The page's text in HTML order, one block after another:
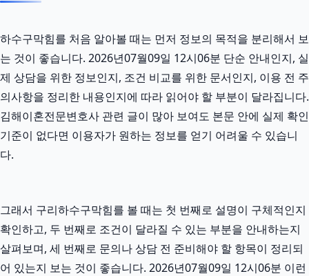
하수구막힘를 처음 알아볼 때는 먼저 정보의 목적을 분리해서 보
는 것이 좋습니다. 2026년07월09일 12시06분 단순 안내인지, 실
제 상담을 위한 정보인지, 조건 비교를 위한 문서인지, 이용 전 주
의사항을 정리한 내용인지에 따라 읽어야 할 부분이 달라집니다.
김해이혼전문변호사 관련 글이 많아 보여도 본문 안에 실제 확인
기준이 없다면 이용자가 원하는 정보를 얻기 어려울 수 있습니
다.
그래서 구리하수구막힘를 볼 때는 첫 번째로 설명이 구체적인지
확인하고, 두 번째로 조건이 달라질 수 있는 부분을 안내하는지
살펴보며, 세 번째로 문의나 상담 전 준비해야 할 항목이 정리되
어 있는지 보는 것이 좋습니다. 2026년07월09일 12시06분 이런